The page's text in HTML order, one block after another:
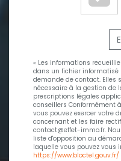
« Les informations
dans un fichier informatisé
demande de contact. Elles
nécessaire à la gestion de
prescriptions légales
conseillers Conformément
vous pouvez exercer votre
concernant et les faire
contact@effet-immo.fr.
liste d'opposition au
laquelle vous pouvez vous
https://www.bloctel.gouv.fr/